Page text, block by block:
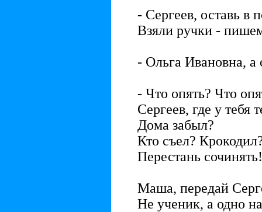
- Сергеев, оставь в
Взяли ручки -
- Ольга Ивановна, а
- Что опять? Что
Сергеев, где у тебя
Дома забыл?
Кто съел?
Перестань сочинять!
Маша, передай
Не ученик, а одно